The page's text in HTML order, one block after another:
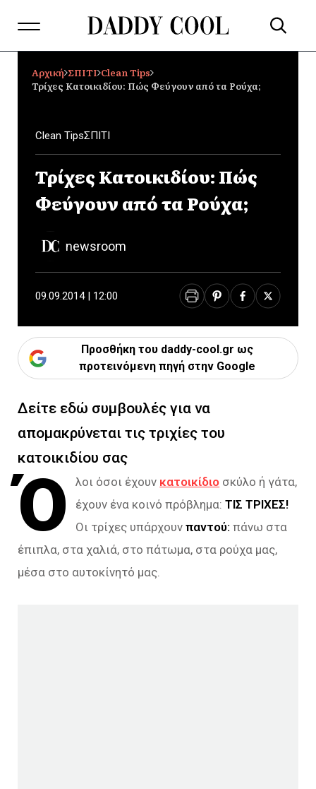
Αρχική ΣΠΙΤΙ Clean Tips
Τρίχες Κατοικιδίου: Πώς Φεύγουν από τα Ρούχα;
Clean TipsΣΠΙΤΙ
Τρίχες Κατοικιδίου: Πώς
Φεύγουν από τα Ρούχα;
newsroom
09.09.2014 | 12:00
Προσθήκη του daddy-cool.gr ως
προτεινόμενη πηγή στην Google
Δείτε εδώ συμβουλές για να
απομακρύνεται τις τριχίες του
κατοικιδίου σας
Ό λοι όσοι έχουν κατοικίδιο σκύλο ή γάτα,
έχουν ένα κοινό πρόβλημα:ΤΙΣ ΤΡΙΧΕΣ!
Οι τρίχες υπάρχουνπαντού: πάνω στα
έπιπλα, στα χαλιά, στο πάτωμα, στα ρούχα μας,
μέσα στο αυτοκίνητό μας.